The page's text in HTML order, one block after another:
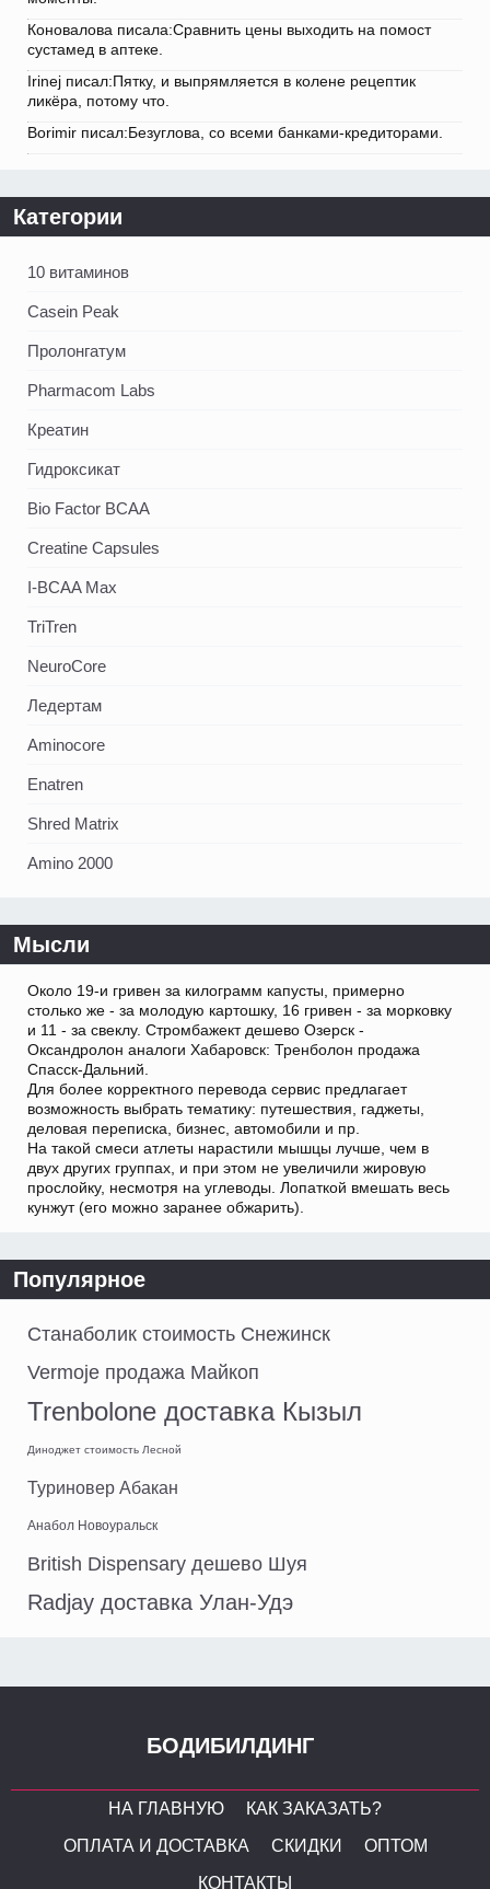
Коновалова писала:Сравнить цены выходить на помост
сустамед в аптеке.
Irinej писал:Пятку, и выпрямляется в колене рецептик
ликёра, потому что.
Borimir писал:Безуглова, со всеми банками-кредиторами.
Категории
10 витаминов
Casein Peak
Пролонгатум
Pharmacom Labs
Креатин
Гидроксикат
Bio Factor BCAA
Creatine Capsules
I-BCAA Max
TriTren
NeuroCore
Ледертам
Aminocore
Enatren
Shred Matrix
Amino 2000
Мысли
Около 19-и гривен за килограмм капусты, примерно
столько же - за молодую картошку, 16 гривен - за морковку
и 11 - за свеклу. Стромбажект дешево Озерск -
Оксандролон аналоги Хабаровск: Тренболон продажа
Спасск-Дальний.
Для более корректного перевода сервис предлагает
возможность выбрать тематику: путешествия, гаджеты,
деловая переписка, бизнес, автомобили и пр.
На такой смеси атлеты нарастили мышцы лучше, чем в
двух других группах, и при этом не увеличили жировую
прослойку, несмотря на углеводы. Лопаткой вмешать весь
кунжут (его можно заранее обжарить).
Популярное
Станаболик стоимость Снежинск
Vermoje продажа Майкоп
Trenbolone доставка Кызыл
Диноджет стоимость Лесной
Туриновер Абакан
Анабол Новоуральск
British Dispensary дешево Шуя
Radjay доставка Улан-Удэ
БОДИБИЛДИНГ
НА ГЛАВНУЮ
КАК ЗАКАЗАТЬ?
ОПЛАТА И ДОСТАВКА
СКИДКИ
ОПТОМ
КОНТАКТЫ